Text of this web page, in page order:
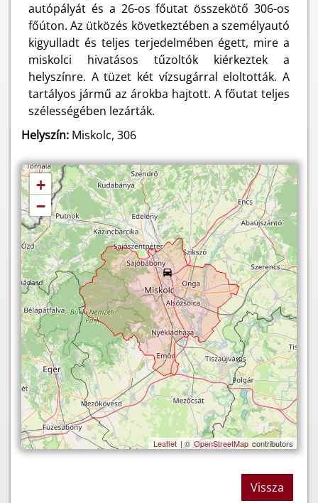
autópályát és a 26-os főutat összekötő 306-os
főúton. Az ütközés következtében a személyautó
kigyulladt és teljes terjedelmében égett, mire a
miskolci hivatásos tűzoltók kiérkeztek a
helyszínre. A tüzet két vízsugárral eloltották. A
tartályos jármű az árokba hajtott. A főutat teljes
szélességében lezárták.
Helyszín: Miskolc, 306
+
−
Leaflet | © OpenStreetMap contributors
Vissza